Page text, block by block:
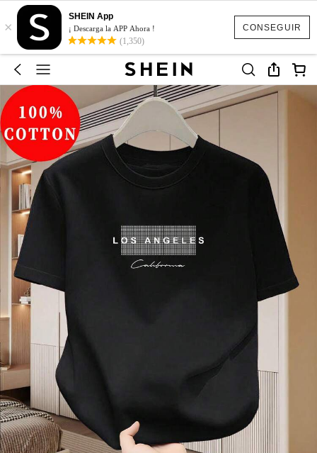
CONSEGUIR
×
SHEIN App
¡ Descarga la APP Ahora !
(1,350)